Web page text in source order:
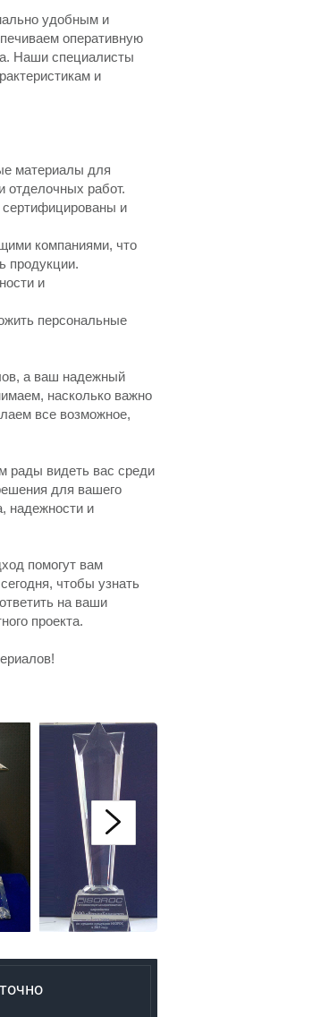
удобным и
оперативную
Наши специалисты
и
материалы для
отделочных работ.
сертифицированы и
компаниями, что
продукции.
и
персональные
а ваш надежный
насколько важно
все возможное,
рады видеть вас среди
для вашего
надежности и
помогут вам
чтобы узнать
на ваши
проекта.